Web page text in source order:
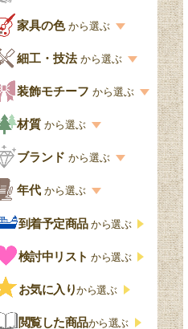
書棚
デスクおしゃれ
食器棚おしゃれ
木製ワゴン
ェア
洋服タンス
チェストおしゃれ
クローゼット
リビング
キッチン・ダイニング
スタイル一覧
英国アンティーク
英国クラシック
式
エリザベス様式
ジャコビアン
家具の色から選ぶ
家具の色一覧
カスタード色
アップルパイ色
細工・技法 から選ぶ
細工・技法の一覧
象嵌・マーケットリー
寄木・パーケットリー
装飾モチーフ から選ぶ
模様の一覧
ペディメント
コーニス
グ
ストラップワーク
雷文
ビーディング
材質 から選ぶ
材質の一覧
オーク材
マホガニー
ブランド から選ぶ
ブランド一覧
Handleオリジナル
ウィリアムモリス
年代 から選ぶ
年代別の一覧
アンティーク
ビンテージ
到着予定商品から選ぶ
検討中リスト から選ぶ
お気に入りから選ぶ
閲覧した商品から選ぶ